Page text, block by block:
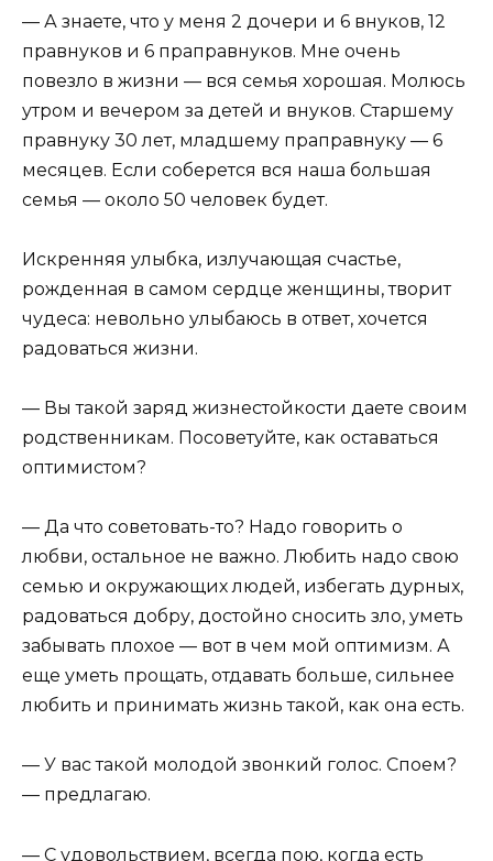
— А знаете, что у меня 2 дочери и 6 внуков, 12
правнуков и 6 праправнуков. Мне очень
повезло в жизни — вся семья хорошая. Молюсь
утром и вечером за детей и внуков. Старшему
правнуку 30 лет, младшему праправнуку — 6
месяцев. Eсли соберется вся наша большая
семья — около 50 человек будет.
Искренняя улыбка, излучающая счастье,
рожденная в самом сердце женщины, творит
чудеса: невольно улыбаюсь в ответ, хочется
радоваться жизни.
— Вы такой заряд жизнестойкости даете своим
родственникам. Посоветуйте, как оставаться
оптимистом?
— Да что советовать-то? Надо говорить о
любви, остальное не важно. Любить надо свою
семью и окружающих людей, избегать дурных,
радоваться добру, достойно сносить зло, уметь
забывать плохое — вот в чем мой оптимизм. А
еще уметь прощать, отдавать больше, сильнее
любить и принимать жизнь такой, как она есть.
— У вас такой молодой звонкий голос. Споем?
— предлагаю.
— С удовольствием, всегда пою, когда есть